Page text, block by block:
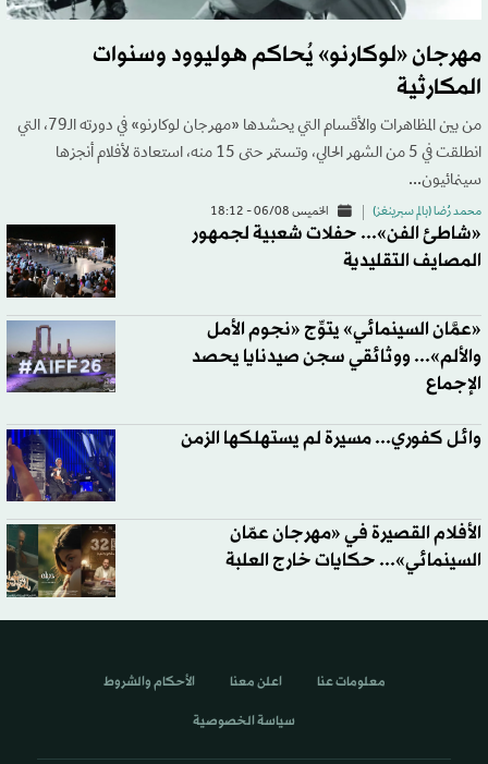
مهرجان «لوكارنو» يُحاكم هوليوود وسنوات
المكارثية
من بين المظاهرات والأقسام التي يحشدها «مهرجان لوكارنو» في دورته الـ79، التي
انطلقت في 5 من الشهر الحالي، وتستمر حتى 15 منه، استعادة لأفلام أنجزها
سينمائيون...
محمد رُضا (بالم سبرينغز) الخميس 06/08 - 18:12
«شاطئ الفن»... حفلات شعبية لجمهور
المصايف التقليدية
«عمَّان السينمائي» يتوِّج «نجوم الأمل
والألم»... ووثائقي سجن صيدنايا يحصد
الإجماع
وائل كفوري... مسيرة لم يستهلكها الزمن
الأفلام القصيرة في «مهرجان عمّان
السينمائي»... حكايات خارج العلبة
معلومات عنا اعلن معنا الأحكام والشروط
سياسة الخصوصية